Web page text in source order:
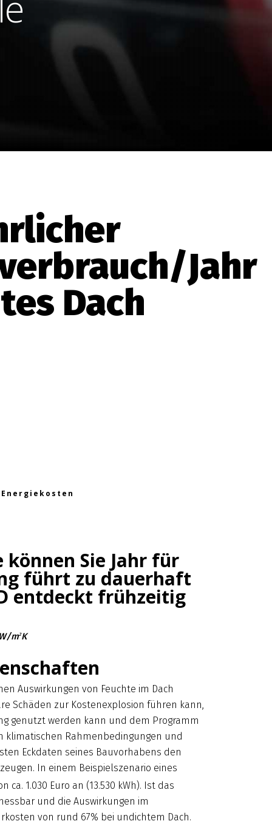
Jahr
Dach
Energiekosten
Sie Jahr für
führt zu dauerhaft
entdeckt frühzeitig
m2K
Auswirkungen von Feuchte im Dach
Schäden zur Kostenexplosion führen kann,
genutzt werden kann und dem Programm
klimatischen Rahmenbedingungen und
Eckdaten seines Bauvorhabens den
In einem Beispielszenario eines
1.030 Euro an (13.530 kWh). Ist das
und die Auswirkungen im
von rund 67% bei undichtem Dach.